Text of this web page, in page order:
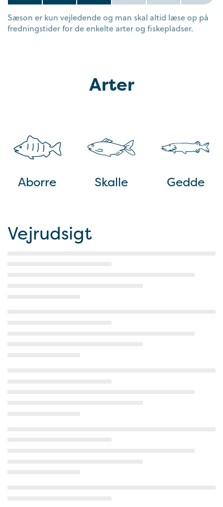
Sæson er kun vejledende og man skal altid læse op på
fredningstider for de enkelte arter og fiskepladser.
Arter
Aborre Skalle Gedde
Vejrudsigt